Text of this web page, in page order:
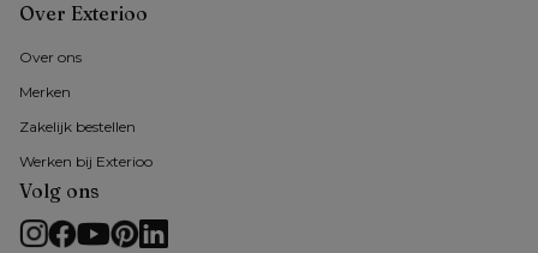
Over Exterioo
Over ons
Merken
Zakelijk bestellen
Werken bij Exterioo
Volg ons